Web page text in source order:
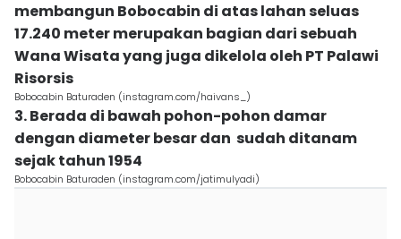
membangun Bobocabin di atas lahan seluas
17.240 meter merupakan bagian dari sebuah
Wana Wisata yang juga dikelola oleh PT Palawi
Risorsis
Bobocabin Baturaden (instagram.com/haivans_)
3. Berada di bawah pohon-pohon damar
dengan diameter besar dan sudah ditanam
sejak tahun 1954
Bobocabin Baturaden (instagram.com/jatimulyadi)